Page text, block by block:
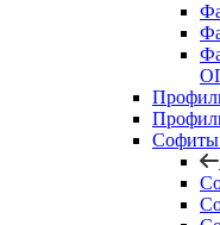
Софиты